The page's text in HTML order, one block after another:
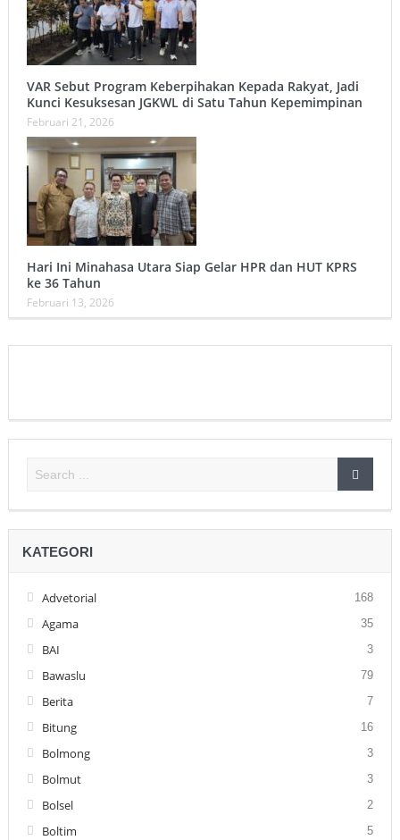
VAR Sebut Program Keberpihakan Kepada Rakyat, Jadi
Kunci Kesuksesan JGKWL di Satu Tahun Kepemimpinan
Februari 21, 2026
Hari Ini Minahasa Utara Siap Gelar HPR dan HUT KPRS
ke 36 Tahun ‎
Februari 13, 2026
KATEGORI
Advetorial 168
Agama 35
BAI 3
Bawaslu 79
Berita 7
Bitung 16
Bolmong 3
Bolmut 3
Bolsel 2
Boltim 5